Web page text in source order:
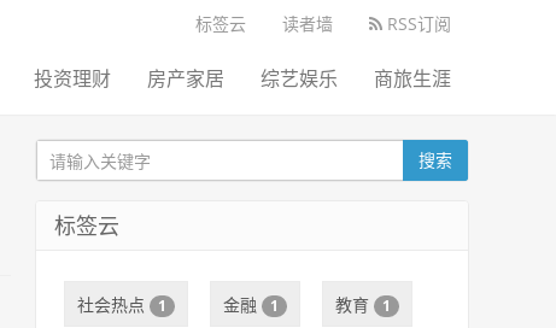
标签云 读者墙 RSS订阅
投资理财 房产家居 综艺娱乐 商旅生涯
搜索
标签云
社会热点 1 金融 1 教育 1